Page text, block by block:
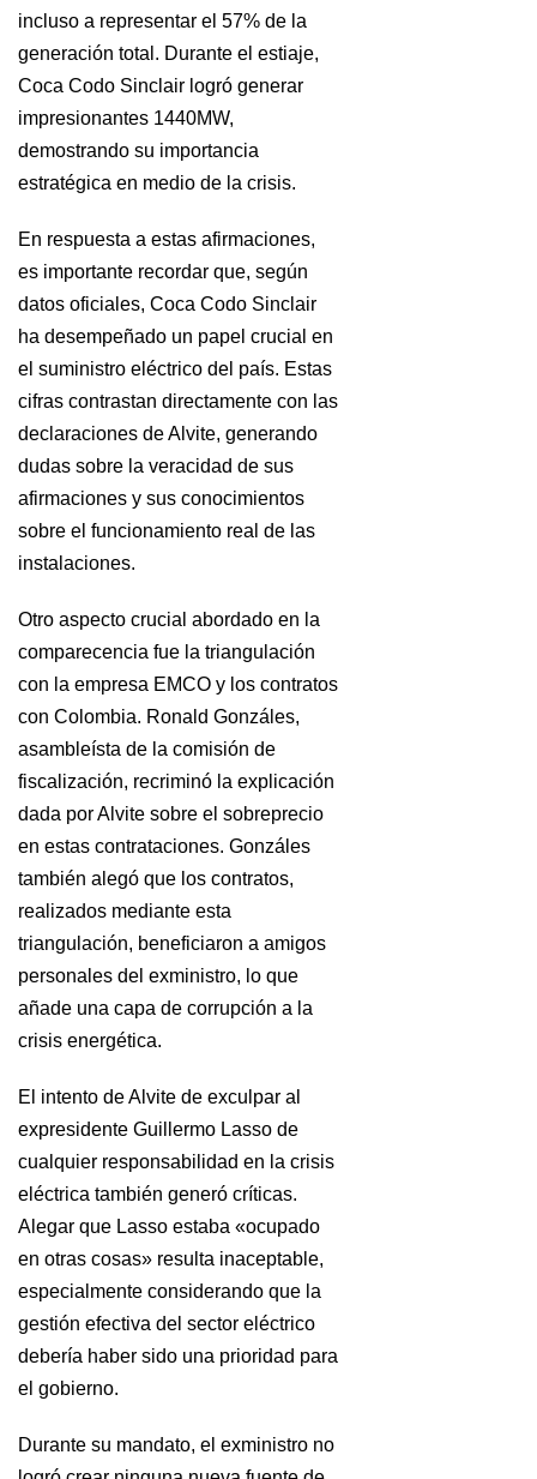
incluso a representar el 57% de la
generación total. Durante el estiaje,
Coca Codo Sinclair logró generar
impresionantes 1440MW,
demostrando su importancia
estratégica en medio de la crisis.
En respuesta a estas afirmaciones,
es importante recordar que, según
datos oficiales, Coca Codo Sinclair
ha desempeñado un papel crucial en
el suministro eléctrico del país. Estas
cifras contrastan directamente con las
declaraciones de Alvite, generando
dudas sobre la veracidad de sus
afirmaciones y sus conocimientos
sobre el funcionamiento real de las
instalaciones.
Otro aspecto crucial abordado en la
comparecencia fue la triangulación
con la empresa EMCO y los contratos
con Colombia. Ronald Gonzáles,
asambleísta de la comisión de
fiscalización, recriminó la explicación
dada por Alvite sobre el sobreprecio
en estas contrataciones. Gonzáles
también alegó que los contratos,
realizados mediante esta
triangulación, beneficiaron a amigos
personales del exministro, lo que
añade una capa de corrupción a la
crisis energética.
El intento de Alvite de exculpar al
expresidente Guillermo Lasso de
cualquier responsabilidad en la crisis
eléctrica también generó críticas.
Alegar que Lasso estaba «ocupado
en otras cosas» resulta inaceptable,
especialmente considerando que la
gestión efectiva del sector eléctrico
debería haber sido una prioridad para
el gobierno.
Durante su mandato, el exministro no